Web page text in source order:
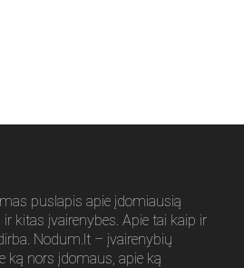
puslapis apie įdomiausią
kitas įvairenybes. Apie tai kaip ir
Nodum.lt – įvairenybių
ką nors įdomaus, apie ką